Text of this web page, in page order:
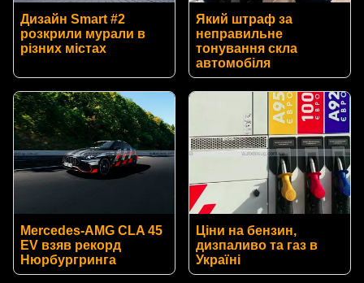
Дизайн Smart #2
розкрили мурали в
різних містах
Який штраф за
неправильне
тонування скла
автомобіля
Mercedes-AMG CLA 45
EV взяв рекорд
Нюрбургринга
Ціни на бензин,
дизпаливо та газ в
Україні